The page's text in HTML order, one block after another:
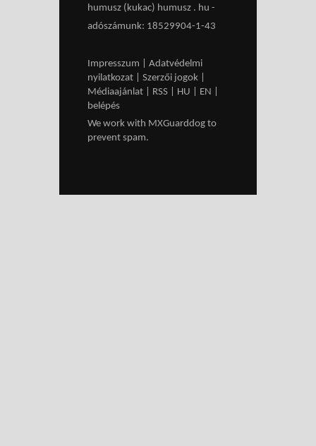
humusz (kukac) humusz . hu -
adószámunk: 18529904-1-43
Impresszum
Adatvédelmi
nyilatkozat
Szerzői jogok
Médiaajánlat
RSS HU EN
belépés
We work with MXGuarddog to
prevent spam.